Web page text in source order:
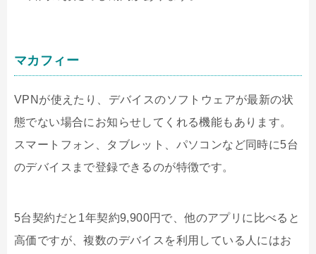
マカフィー
VPN が使えたり、デバイスのソフトウェアが最新の状
態でない場合にお知らせしてくれる機能もあります。
スマートフォン、タブレット、パソコンなど同時に5台
のデバイスまで登録できるのが特徴です。
5台契約だと 1年契約9,900円で、他のアプリに比べると
高価ですが、複数のデバイスを利用している人にはお